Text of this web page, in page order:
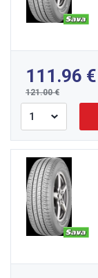
111.96
121.00